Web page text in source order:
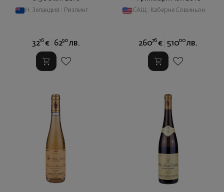
Н. Зеландия Ризлинг
3216 € 6290 лв.
САЩ Каберне Совиньон
26076 € 51000 лв.